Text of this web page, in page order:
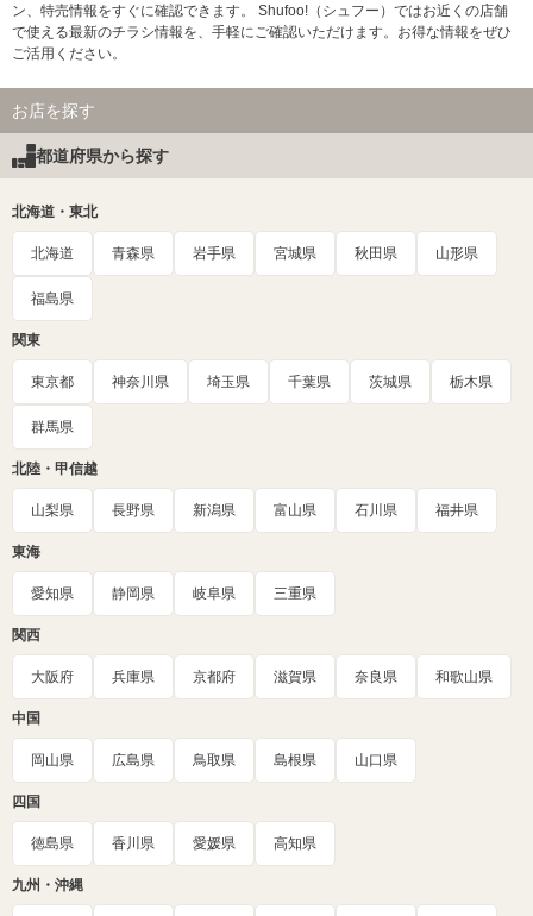
ン、特売情報をすぐに確認できます。 Shufoo!（シュフー）ではお近くの店舗
で使える最新のチラシ情報を、手軽にご確認いただけます。お得な情報をぜひ
ご活用ください。
お店を探す
都道府県から探す
北海道・東北
北海道 青森県 岩手県 宮城県 秋田県 山形県
福島県
関東
東京都 神奈川県 埼玉県 千葉県 茨城県 栃木県
群馬県
北陸・甲信越
山梨県 長野県 新潟県 富山県 石川県 福井県
東海
愛知県 静岡県 岐阜県 三重県
関西
大阪府 兵庫県 京都府 滋賀県 奈良県 和歌山県
中国
岡山県 広島県 鳥取県 島根県 山口県
四国
徳島県 香川県 愛媛県 高知県
九州・沖縄